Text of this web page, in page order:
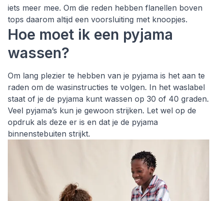
iets meer mee. Om die reden hebben flanellen boven
tops daarom altijd een voorsluiting met knoopjes.
Hoe moet ik een pyjama
wassen?
Om lang plezier te hebben van je pyjama is het aan te
raden om de wasinstructies te volgen. In het waslabel
staat of je de pyjama kunt wassen op 30 of 40 graden.
Veel pyjama’s kun je gewoon strijken. Let wel op de
opdruk als deze er is en dat je de pyjama
binnenstebuiten strijkt.